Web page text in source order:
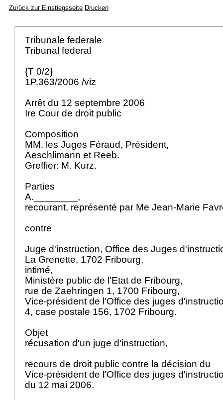
Zurück zur Einstiegsseite Drucken
Tribunale federale
Tribunal federal
{T 0/2}
1P.363/2006 /viz
Arrêt du 12 septembre 2006
Ire Cour de droit public
Composition
MM. les Juges Féraud, Président,
Aeschlimann et Reeb.
Greffier: M. Kurz.
Parties
A.________,
recourant, représenté par Me Jean-Marie
contre
Juge d'instruction, Office des Juges
La Grenette, 1702 Fribourg,
intimé,
Ministère public de l'Etat de Fribourg,
rue de Zaehringen 1, 1700 Fribourg,
Vice-président de l'Office des juges
4, case postale 156, 1702 Fribourg.
Objet
récusation d'un juge d'instruction,
recours de droit public contre la décision du
Vice-président de l'Office des juges
du 12 mai 2006.